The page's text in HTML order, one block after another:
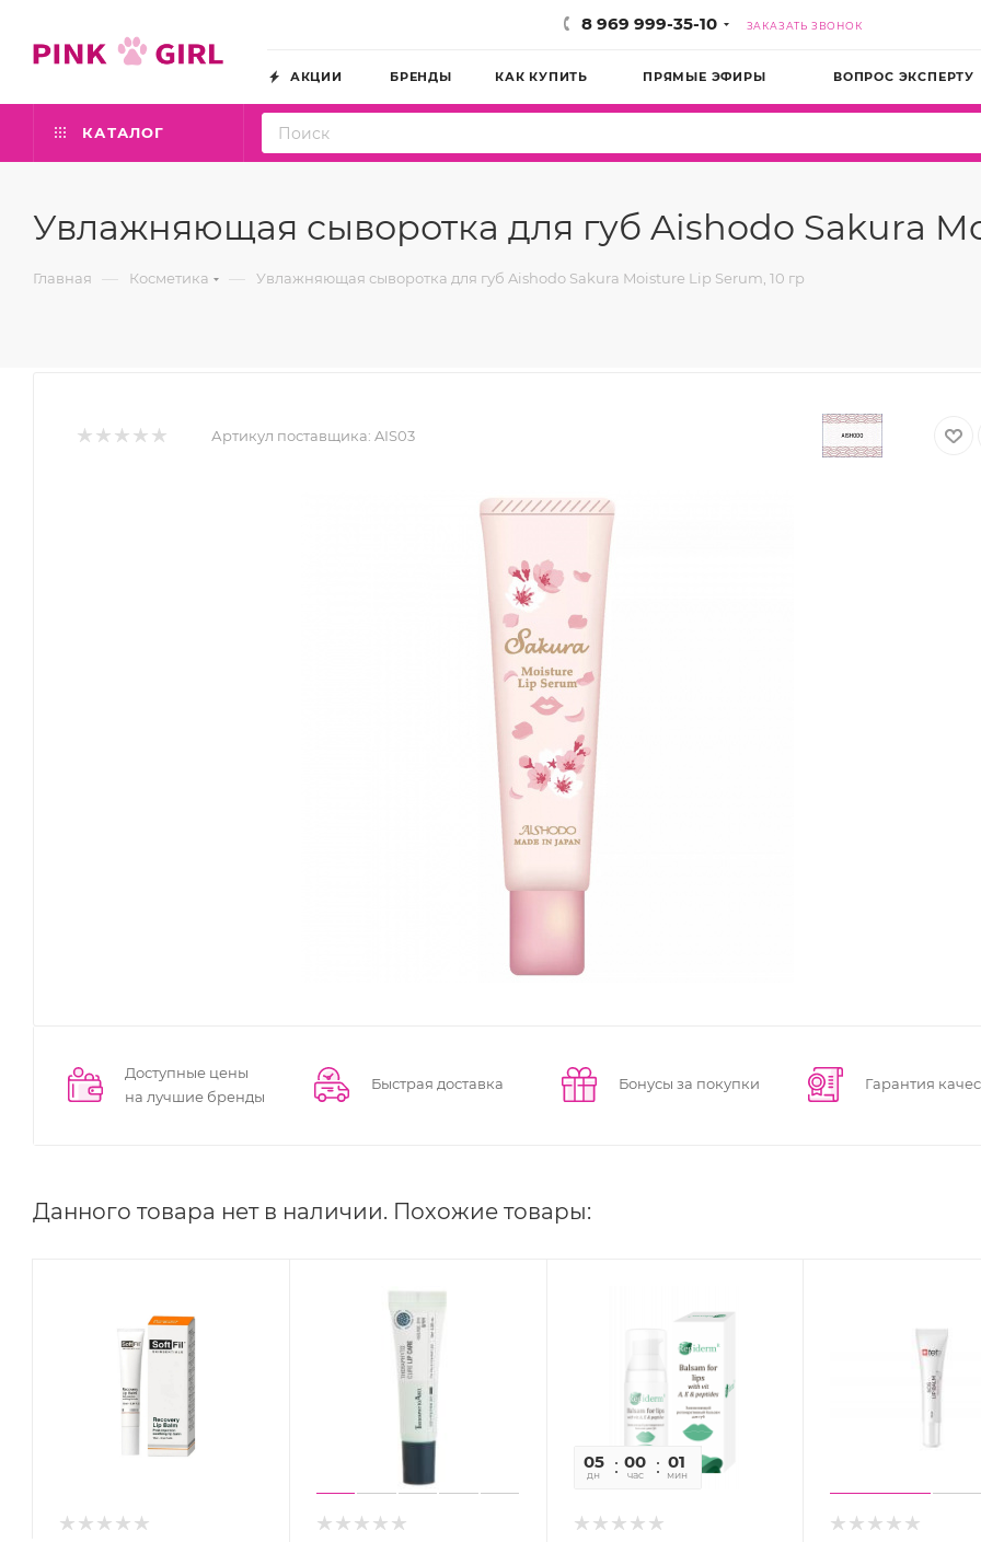
8 969 999-35-10 ЗАКАЗАТЬ ЗВОНОК
АКЦИИ БРЕНДЫ КАК КУПИТЬ ПРЯМЫЕ ЭФИРЫ ВОПРОС ЭКСПЕРТУ
КАТАЛОГ
Увлажняющая сыворотка для губ Aishodo Sakura
Главная — Косметика — Увлажняющая сыворотка для губ Aishodo Sakura Moisture Lip Serum, 10 гр
Артикул поставщика: AIS03
Доступные цены
на лучшие бренды
Быстрая доставка Бонусы за покупки Гарантия
Данного товара нет в наличии. Похожие товары:
05
дн
00
час
01
мин
08
сек